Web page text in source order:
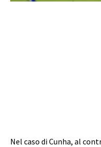
Nel caso di Cunha, al